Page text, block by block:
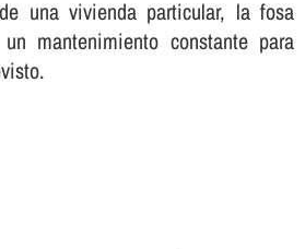
una vivienda particular, la fosa
mantenimiento constante para